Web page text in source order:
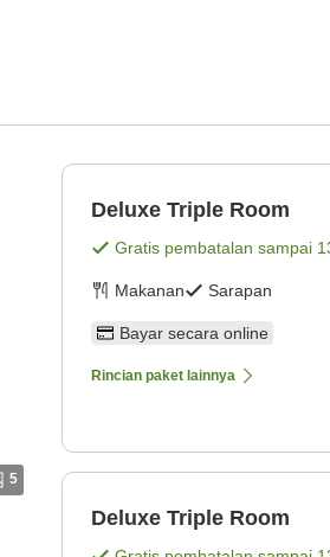
5
Deluxe Triple Room
Gratis pembatalan sampai
Makanan Sarapan
Bayar secara online
Rincian paket lainnya
Deluxe Triple Room